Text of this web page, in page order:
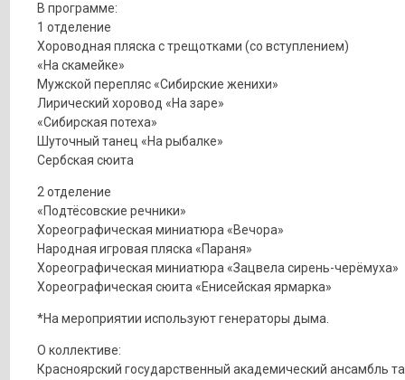
В программе:
1 отделение
Хороводная пляска с трещотками (со вступлением)
«На скамейке»
Мужской перепляс «Сибирские женихи»
Лирический хоровод «На заре»
«Сибирская потеха»
Шуточный танец «На рыбалке»
Сербская сюита
2 отделение
«Подтёсовские речники»
Хореографическая миниатюра «Вечора»
Народная игровая пляска «Параня»
Хореографическая миниатюра «Зацвела сирень-черёмуха»
Хореографическая сюита «Енисейская ярмарка»
*На мероприятии используют генераторы дыма.
О коллективе:
Красноярский государственный академический ансамбль